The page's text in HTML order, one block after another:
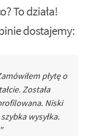
To działa!
dostajemy:
płytę o
Została
Niski
wysyłka.